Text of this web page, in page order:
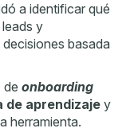
a identificar qué
y
basada
de onboarding
de aprendizajey
herramienta.